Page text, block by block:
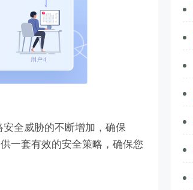
全威胁的不断增加，确保
一套有效的安全策略，确保您